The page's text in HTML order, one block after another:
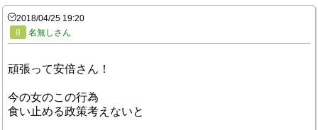
2018/04/25 19:20
8
名無しさん
頑張って安倍さん！
今の女のこの行為
食い止める政策考えないと